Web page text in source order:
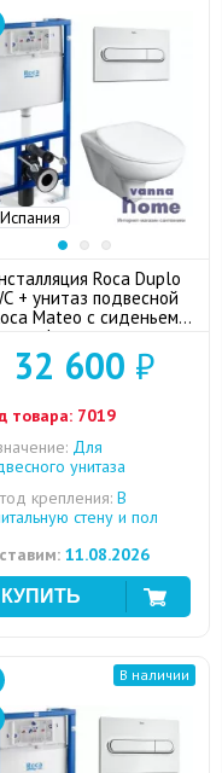
Испания
Roca Duplo
+ унитаз подвесной
Mateo с сиденьем
+ кнопка смыва
32 600 ₽
товара: 7019
Для
унитаза
крепления: В
стену и пол
11.08.2026
В наличии